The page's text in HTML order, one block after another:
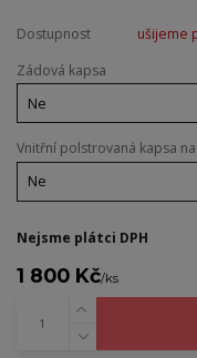
Dostupnost
ušijeme
Zádová kapsa
Vnitřní polstrovaná kapsa
Nejsme plátci DPH
1 800 Kč/ks